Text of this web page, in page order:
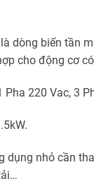
dòng biến tần
cho động cơ
220 Vac, 3
dụng nhỏ cần